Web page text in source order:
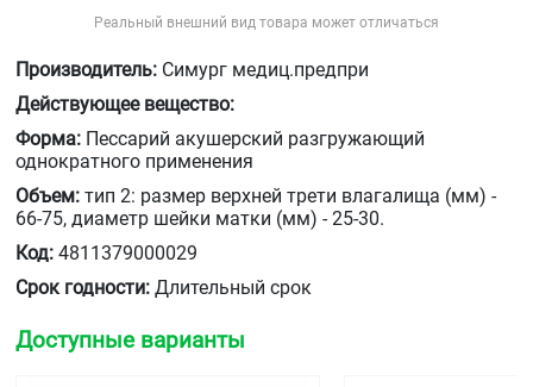
Реальный внешний вид товара может отличаться
Производитель: Симург медиц.предпри
Действующее вещество:
Форма: Пессарий акушерский разгружающий
однократного применения
Объем: тип 2: размер верхней трети влагалища (мм) -
66-75, диаметр шейки матки (мм) - 25-30.
Код: 4811379000029
Срок годности: Длительный срок
Доступные варианты